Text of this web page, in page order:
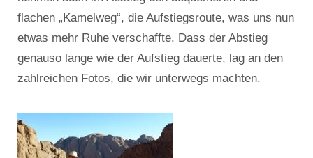
flachen „Kamelweg“, die Aufstiegsroute, was uns nun
etwas mehr Ruhe verschaffte. Dass der Abstieg
genauso lange wie der Aufstieg dauerte, lag an den
zahlreichen Fotos, die wir unterwegs machten.